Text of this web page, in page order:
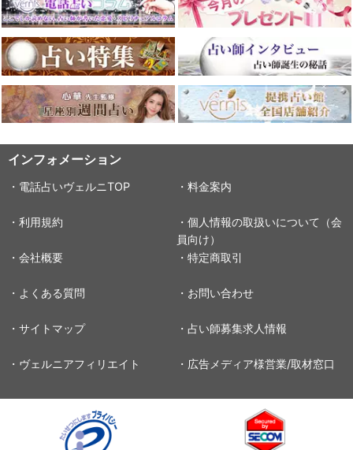
インフォメーション
・電話占いヴェルニTOP ・料金案内
・利用規約
・個人情報の取扱いについて（会
員向け）
・会社概要
・特定商取引
・よくある質問 ・お問い合わせ
・サイトマップ ・占い師募集求人情報
・ヴェルニアフィリエイト ・広告メディア様営業/取材窓口